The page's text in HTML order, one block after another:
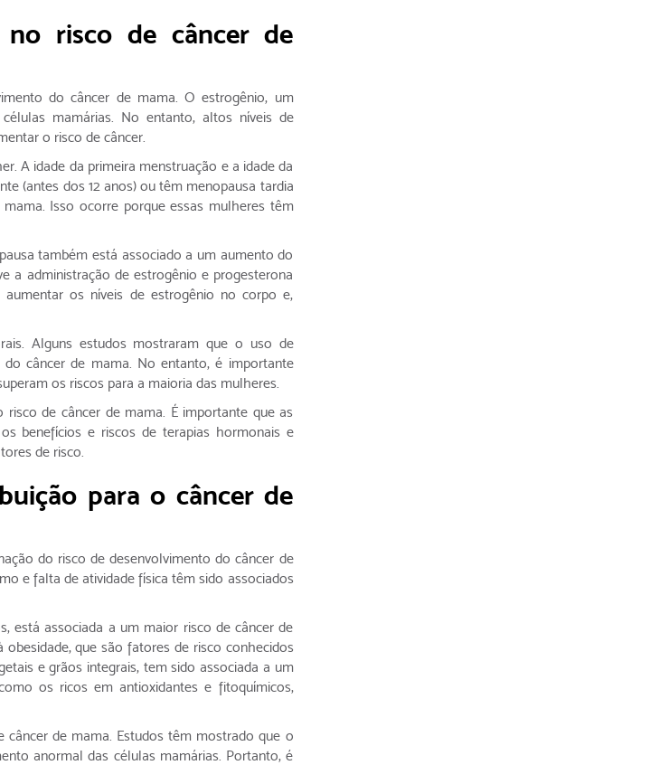
no risco de câncer de
do câncer de mama. O estrogênio, um
mamárias. No entanto, altos níveis de
o risco de câncer.
A idade da primeira menstruação e a idade da
(antes dos 12 anos) ou têm menopausa tardia
Isso ocorre porque essas mulheres têm
também está associado a um aumento do
a administração de estrogênio e progesterona
os níveis de estrogênio no corpo e,
Alguns estudos mostraram que o uso de
câncer de mama. No entanto, é importante
os riscos para a maioria das mulheres.
de câncer de mama. É importante que as
benefícios e riscos de terapias hormonais e
de risco.
para o câncer de
do risco de desenvolvimento do câncer de
e falta de atividade física têm sido associados
está associada a um maior risco de câncer de
que são fatores de risco conhecidos
e grãos integrais, tem sido associada a um
os ricos em antioxidantes e fitoquímicos,
de mama. Estudos têm mostrado que o
anormal das células mamárias. Portanto, é